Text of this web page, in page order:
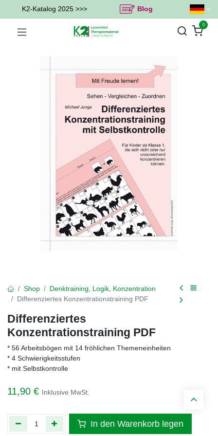
K2-Katalog 2025 >>> Blog
0
Shop
Denktraining, Logik, Konzentration
Differenziertes Konzentrationstraining PDF
Differenziertes
Konzentrationstraining PDF
* 56 Arbeitsbögen mit 14 fröhlichen Themeneinheiten
* 4 Schwierigkeitsstufen
* mit Selbstkontrolle
11,90 € Inklusive MwSt.
In den Warenkorb legen